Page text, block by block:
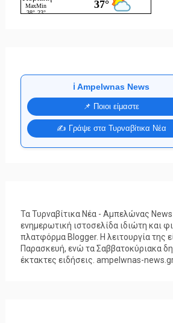
ℹ️ Ampelwnas News
📌 Ποιοι είμαστε
✍️ Γράψε στα Τυρναβίτικα Νέα
Τα Τυρναβίτικα Νέα - Αμπελώνας
ενημερωτική ιστοσελίδα ιδιώτη και
πλατφόρμα Blogger. Η λειτουργία της
Παρασκευή, ενώ τα Σαββατοκύριακα
έκτακτες ειδήσεις. ampelwnas-